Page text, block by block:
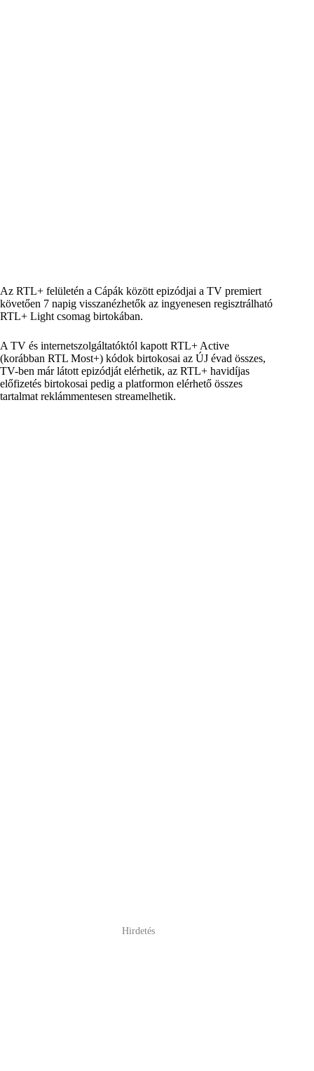
Az RTL+ felületén a Cápák között epizódjai a TV premiert
követően 7 napig visszanézhetők az ingyenesen regisztrálható
RTL+ Light csomag birtokában.
A TV és internetszolgáltatóktól kapott RTL+ Active
(korábban RTL Most+) kódok birtokosai az ÚJ évad összes,
TV-ben már látott epizódját elérhetik, az RTL+ havidíjas
előfizetés birtokosai pedig a platformon elérhető összes
tartalmat reklámmentesen streamelhetik.
Hirdetés